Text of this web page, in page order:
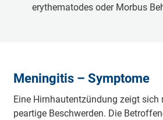
ery­the­ma­to­des oder Mor­bus
Meningitis – Symptome
Ei­ne Hirn­haut­ent­zün­dung zeigt
pe­ar­ti­ge Be­schwer­den. Die